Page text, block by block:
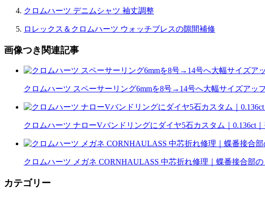
クロムハーツ デニムシャツ 袖丈調整
ロレックス＆クロムハーツ ウォッチブレスの隙間補修
画像つき関連記事
クロムハーツ スペーサーリング6mmを8号→14号へ大幅サイズアッ
クロムハーツ ナローVバンドリングにダイヤ5石カスタム｜0.136ct
クロムハーツ メガネ CORNHAULASS 中芯折れ修理｜蝶番接合部
カテゴリー